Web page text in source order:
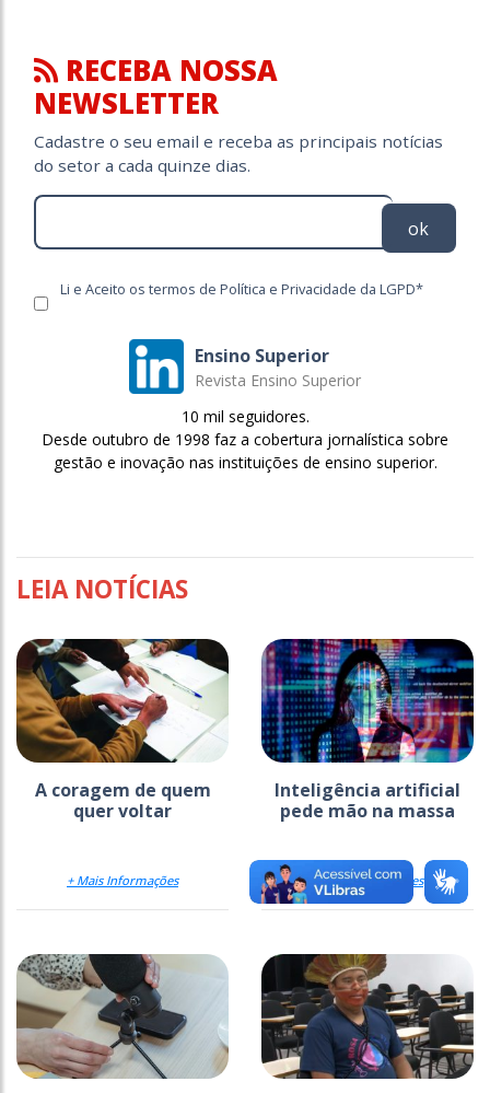
RECEBA NOSSA
NEWSLETTER
Cadastre o seu email e receba as principais notícias
do setor a cada quinze dias.
ok
Li e Aceito os termos de Política e Privacidade da LGPD*
Ensino Superior
Revista Ensino Superior
10 mil seguidores.
Desde outubro de 1998 faz a cobertura jornalística sobre
gestão e inovação nas instituições de ensino superior.
LEIA NOTÍCIAS
A coragem de quem
quer voltar
+ Mais Informações
Inteligência artificial
pede mão na massa
+ Mais Informações